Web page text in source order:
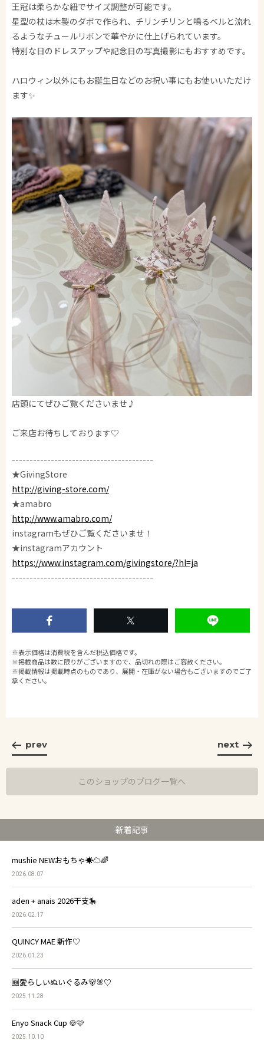
王冠は柔らかな紐でサイズ調整が可能です。
星型の杖は木製のダボで作られ、チリンチリンと鳴るベルと流れ
るようなチュールリボンで華やかに仕上げられています。
特別な日のドレスアップや記念日の写真撮影にもおすすめです。
ハロウィン以外にもお誕生日などのお祝い事にもお使いいただけ
ます✨
店頭にてぜひご覧くださいませ♪
ご来店お待ちしております♡
----------------------------------------
★GivingStore
http://giving-store.com/
★amabro
http://www.amabro.com/
instagramもぜひご覧くださいませ！
★instagramアカウント
https://www.instagram.com/givingstore/?hl=ja
----------------------------------------
※表示価格は消費税を含んだ税込価格です。
※掲載商品は数に限りがございますので、品切れの際はご容赦ください。
※掲載情報は掲載時点のものであり、展開・在庫がない場合もございますのでご了
承ください。
prev next
このショップのブログ一覧へ
新着記事
mushie NEWおもちゃ☀️☁️🌈
2026.08.07
aden + anais 2026干支🎠
2026.02.17
QUINCY MAE 新作♡
2026.01.23
🆕愛らしいぬいぐるみ🐻🐰♡
2025.11.28
Enyo Snack Cup 🍪🩷
2025.10.10